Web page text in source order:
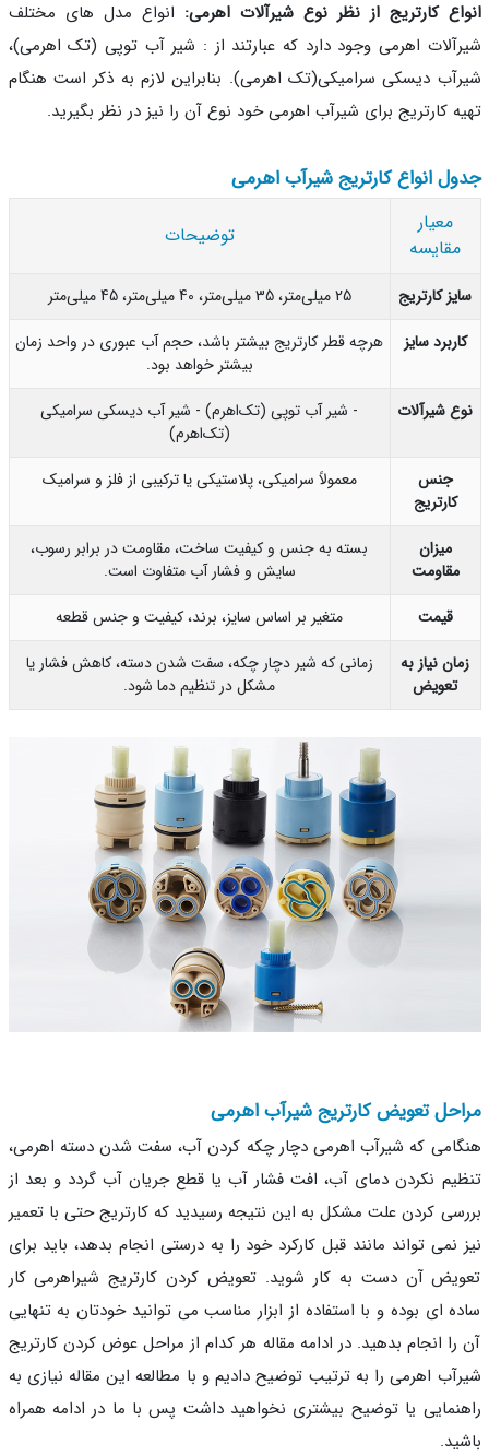
کارتریج از نظر نوع شیرآلات اهرمی:انواع مدل های مختلف
اهرمی وجود دارد که عبارتند از : شیر آب توپی (تک اهرمی)،
دیسکی سرامیکی(تک اهرمی). بنابراین لازم به ذکر است هنگام
کارتریج برای شیرآب اهرمی خود نوع آن را نیز در نظر بگیرید.
انواع کارتریج شیرآب اهرمی
معیار
مقایسه
توضیحات
کارتریج
سایز
هرچه قطر کارتریج بیشتر باشد، حجم آب عبوری در واحد زمان
بیشتر خواهد بود.
شیرآلات
- شیر آب توپی (تک‌اهرم) - شیر آب دیسکی سرامیکی
(تک‌اهرم)
جنس
کارتریج
معمولاً سرامیکی، پلاستیکی یا ترکیبی از فلز و سرامیک
میزان
مقاومت
بسته به جنس و کیفیت ساخت، مقاومت در برابر رسوب،
سایش و فشار آب متفاوت است.
قیمت
متغیر بر اساس سایز، برند، کیفیت و جنس قطعه
نیاز به
تعویض
زمانی که شیر دچار چکه، سفت شدن دسته، کاهش فشار یا
مشکل در تنظیم دما شود.
تعویض کارتریج شیرآب اهرمی
که شیرآب اهرمی دچار چکه کردن آب، سفت شدن دسته اهرمی،
نکردن دمای آب، افت فشار آب یا قطع جریان آب گردد و بعد از
کردن علت مشکل به این نتیجه رسیدید که کارتریج حتی با تعمیر
نمی تواند مانند قبل کارکرد خود را به درستی انجام بدهد، باید برای
آن دست به کار شوید. تعویض کردن کارتریج شیراهرمی کار
ای بوده و با استفاده از ابزار مناسب می توانید خودتان به تنهایی
انجام بدهید. در ادامه مقاله هر کدام از مراحل عوض کردن کارتریج
اهرمی را به ترتیب توضیح دادیم و با مطالعه این مقاله نیازی به
یا توضیح بیشتری نخواهید داشت پس با ما در ادامه همراه